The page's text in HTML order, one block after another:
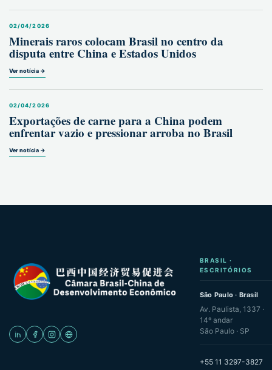
02/04/2026
Minerais raros colocam Brasil no centro da
disputa entre China e Estados Unidos
Ver notícia →
02/04/2026
Exportações de carne para a China podem
enfrentar vazio e pressionar arroba no Brasil
Ver notícia →
BRASIL ·
ESCRITÓRIOS
São Paulo · Brasil
Av. Paulista, 1337 ·
14º andar
São Paulo · SP
+55 11 3297-3827